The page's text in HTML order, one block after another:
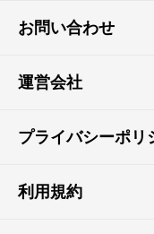
お問い合わせ
運営会社
プライバシーポリ
利用規約